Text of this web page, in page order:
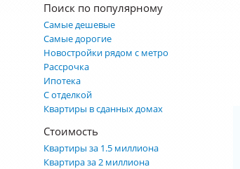
Поиск по популярному
Самые дешевые
Самые дорогие
Новостройки рядом с метро
Рассрочка
Ипотека
С отделкой
Квартиры в сданных домах
Стоимость
Квартиры за 1.5 миллиона
Квартира за 2 миллиона